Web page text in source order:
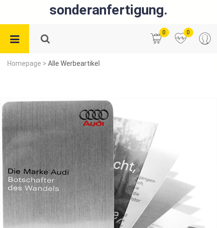
sonderanfertigung.
0 0
Homepage > Alle Werbeartikel